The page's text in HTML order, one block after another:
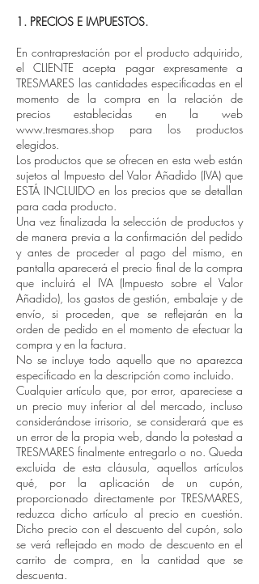
1. PRECIOS E IMPUESTOS.
En contraprestación por el producto adquirido,
el CLIENTE acepta pagar expresamente a
TRESMARES las cantidades especificadas en el
momento de la compra en la relación de
precios establecidas en la web
www.tresmares.shop para los productos
elegidos.
Los productos que se ofrecen en esta web están
sujetos al Impuesto del Valor Añadido (IVA) que
ESTÁ INCLUIDO en los precios que se detallan
para cada producto.
Una vez finalizada la selección de productos y
de manera previa a la confirmación del pedido
y antes de proceder al pago del mismo, en
pantalla aparecerá el precio final de la compra
que incluirá el IVA (Impuesto sobre el Valor
Añadido), los gastos de gestión, embalaje y de
envío, si proceden, que se reflejarán en la
orden de pedido en el momento de efectuar la
compra y en la factura.
No se incluye todo aquello que no aparezca
especificado en la descripción como incluido.
Cualquier artículo que, por error, apareciese a
un precio muy inferior al del mercado, incluso
considerándose irrisorio, se considerará que es
un error de la propia web, dando la potestad a
TRESMARES finalmente entregarlo o no. Queda
excluida de esta cláusula, aquellos artículos
qué, por la aplicación de un cupón,
proporcionado directamente por TRESMARES,
reduzca dicho artículo al precio en cuestión.
Dicho precio con el descuento del cupón, solo
se verá reflejado en modo de descuento en el
carrito de compra, en la cantidad que se
descuenta.